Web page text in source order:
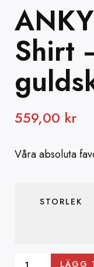
Shirt
559,00 kr
Våra absoluta
STORLEK
LÄGG